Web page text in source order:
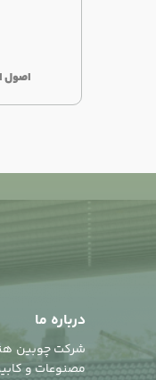
اصول
درباره ما
شرکت چوبین
مصنوعات و